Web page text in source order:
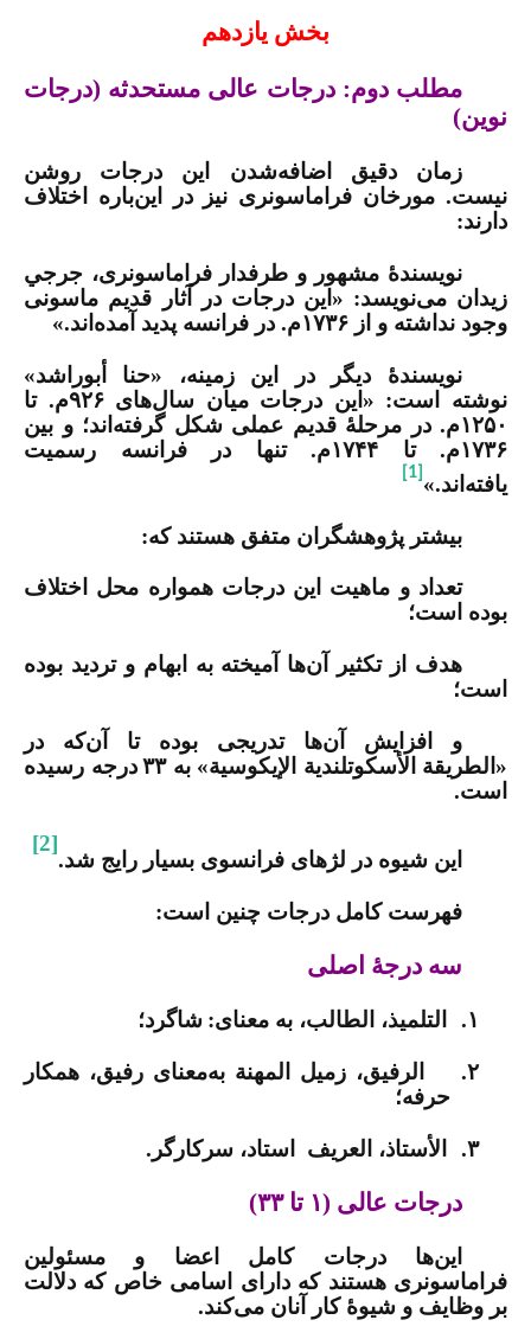
بخش یازدهم
مطلب دوم: درجات عالی مستحدثه (درجات
نوین)
زمان دقیق اضافه‌شدن این درجات روشن
نیست. مورخان فراماسونری نیز در این‌باره اختلاف
دارند:
نویسندۀ مشهور و طرفدار فراماسونری، جرجي
زيدان می‌نویسد: «این درجات در آثار قدیم ماسونی
وجود نداشته و از ۱۷۳۶م. در فرانسه پدید آمده‌اند
.
»
نویسندۀ دیگر در این زمینه، «حنا أبوراشد»
نوشته است: «این درجات میان سال‌های ۹۲۶م. تا
۱۲۵۰م. در مرحلۀ قدیم عملی شکل گرفته‌اند؛ و بین
۱۷۳۶م. تا ۱۷۴۴م. تنها در فرانسه رسمیت
یافته‌اند.
»
[1]
بیشتر پژوهشگران متفق هستند که:
تعداد و ماهیت این درجات همواره محل اختلاف
بوده است؛
هدف از تکثیر آن‌ها آمیخته به ابهام و تردید بوده
است؛
و افزایش آن‌ها تدریجی بوده تا آن‌که در
«الطريقة الأسكوتلندية الإيكوسية» به۳۳ درجه رسیده
است.
این شیوه در لژهای فرانسوی بسیار رایج شد.
[2]
فهرست کامل درجات چنین است:
سه درجۀ اصلی
۱. التلميذ، الطالب، به معنای: شاگرد؛
۲.
الرفيق، زميل المهنة به‌معنای رفیق، همکار
حرفه؛
۳. الأستاذ، العريف استاد، سرکارگر.
درجات عالی (۱ تا۳۳)
این‌ها درجات کامل اعضا و مسئولین
فراماسونری هستند که دارای اسامی خاص که دلالت
بر وظایف و شیوۀ کار آنان می‌کند.